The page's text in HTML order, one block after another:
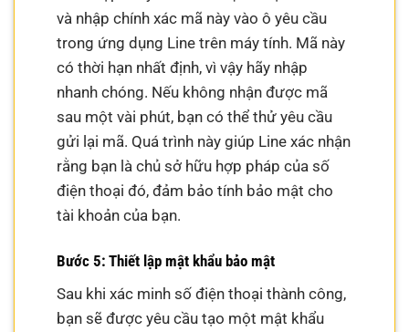
và nhập chính xác mã này vào ô yêu cầu
trong ứng dụng Line trên máy tính. Mã này
có thời hạn nhất định, vì vậy hãy nhập
nhanh chóng. Nếu không nhận được mã
sau một vài phút, bạn có thể thử yêu cầu
gửi lại mã. Quá trình này giúp Line xác nhận
rằng bạn là chủ sở hữu hợp pháp của số
điện thoại đó, đảm bảo tính bảo mật cho
tài khoản của bạn.
Bước 5: Thiết lập mật khẩu bảo mật
Sau khi xác minh số điện thoại thành công,
bạn sẽ được yêu cầu tạo một mật khẩu